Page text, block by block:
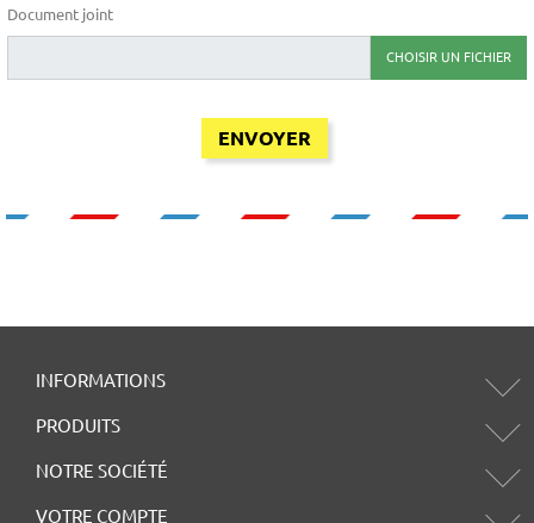
Document joint
CHOISIR UN FICHIER
INFORMATIONS
PRODUITS
NOTRE SOCIÉTÉ
VOTRE COMPTE